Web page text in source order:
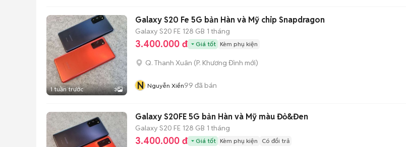
1 tuần trước 3
Galaxy S20 Fe 5G bản Hàn và Mỹ chip Snapdragon
Galaxy S20 FE 128 GB 1 tháng
3.400.000 đ Giá tốt Kèm phụ kiện
Q. Thanh Xuân (P. Khương Đình mới)
N Nguyễn Xiển99 đã bán
Galaxy S20FE 5G bản Hàn và Mỹ màu Đỏ&Đen
Galaxy S20 FE 128 GB 1 tháng
3.400.000 đ Giá tốt Kèm phụ kiện Có đổi trả